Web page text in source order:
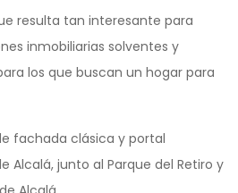
resulta tan interesante para
inmobiliarias solventes y
los que buscan un hogar para
fachada clásica y portal
Alcalá, junto al Parque del Retiro y